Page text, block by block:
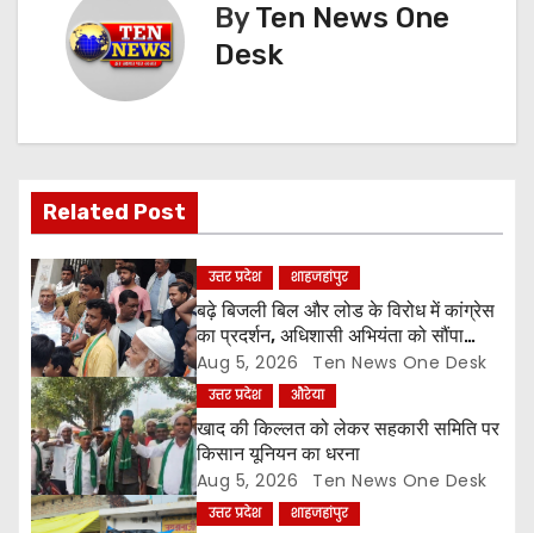
v
g
a
t
i
o
n
ByTen News One
Desk
Related Post
उत्तर प्रदेश शाहजहांपुर
बढ़े बिजली बिल और लोड के विरोध में कांग्रेस
का प्रदर्शन, अधिशासी अभियंता को सौंपा
ज्ञापन
Aug 5, 2026 Ten News One Desk
उत्तर प्रदेश औरेया
खाद की किल्लत को लेकर सहकारी समिति पर
किसान यूनियन का धरना
Aug 5, 2026 Ten News One Desk
उत्तर प्रदेश शाहजहांपुर